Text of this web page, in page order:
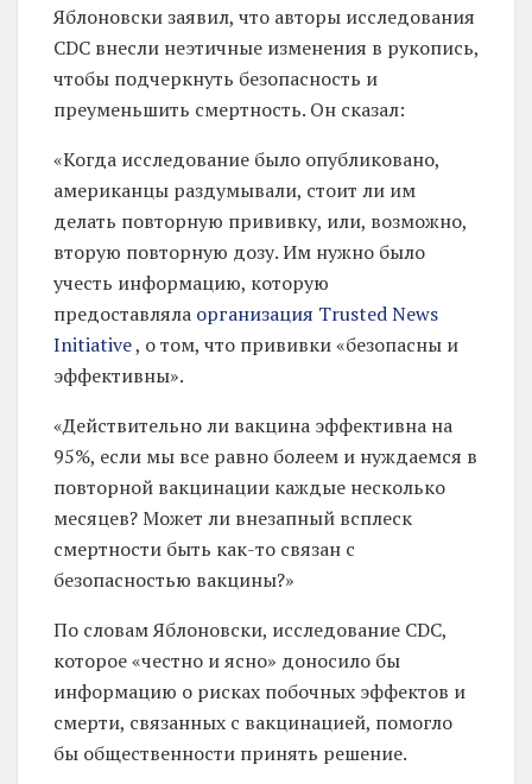
в
»
:
П
р
е
в
р
а
щ
а
м
п
р
а
в
д
у
в
д
о
Яблоновски заявил, что авторы исследования
CDC внесли неэтичные изменения в рукопись,
чтобы подчеркнуть безопасность и
преуменьшить смертность. Он сказал:
«Когда исследование было опубликовано,
американцы раздумывали, стоит ли им
делать повторную прививку, или, возможно,
вторую повторную дозу. Им нужно было
учесть информацию, которую
предоставляла организация Trusted News
Initiative, о том, что прививки «безопасны и
эффективны».
«Действительно ли вакцина эффективна на
95%, если мы все равно болеем и нуждаемся в
повторной вакцинации каждые несколько
месяцев? Может ли внезапный всплеск
смертности быть как-то связан с
безопасностью вакцины?»
По словам Яблоновски, исследование CDC,
которое «честно и ясно» доносило бы
информацию о рисках побочных эффектов и
смерти, связанных с вакцинацией, помогло
бы общественности принять решение.